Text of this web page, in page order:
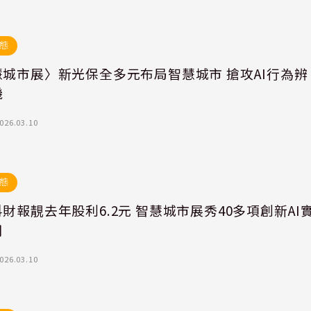
市展〉新光保全多元布局智慧城市 搶攻AI行為辨
報靚去年股利6.2元 智慧城市展秀40多項創新AI